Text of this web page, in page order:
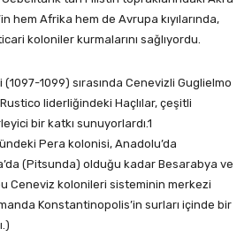
hem Afrika hem de Avrupa kıyılarında,
koloniler kurmalarını sağlıyordu.
(1097-1099) sırasında Cenevizli Guglielmo
liderliğindeki Haçlılar, çeşitli
bir katkı sunuyorlardı.1
Pera kolonisi, Anadolu’da
(Pitsunda) olduğu kadar Besarabya ve
Ceneviz kolonileri sisteminin merkezi
Konstantinopolis’in surları içinde bir